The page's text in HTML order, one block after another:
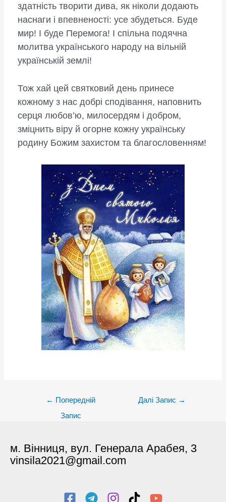
здатність творити дива, як ніколи додають
наснаги і впевненості: усе збудеться. Буде
мир! І буде Перемога! І спільна подячна
молитва українського народу на вільній
українській землі!
Тож хай цей святковий день принесе
кожному з нас добрі сподівання, наповнить
серця любов’ю, милосердям і добром,
зміцнить віру й огорне кожну українську
родину Божим захистом та благословенням!
← Попередній
Запис
Далі Запис →
м. Вінниця, вул. Генерала Арабея, 3
vinsila2021@gmail.com